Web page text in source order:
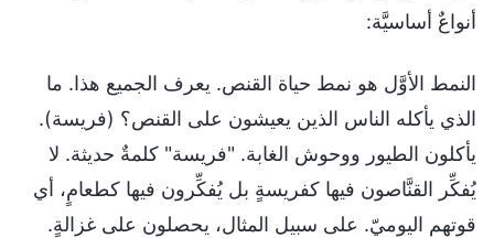
أنواعٌ أساسيَّة:
النمط الأوَّل هو نمط حياة القنص. يعرف الجميع هذا. ما
الذي يأكله الناس الذين يعيشون على القنص؟ (فريسة).
يأكلون الطيور ووحوش الغابة. "فريسة" كلمةٌ حديثة. لا
يُفكِّر القنَّاصون فيها كفريسةٍ بل يُفكِّرون فيها كطعامٍ، أي
قوتهم اليوميّ. على سبيل المثال، يحصلون على غزالةٍ.